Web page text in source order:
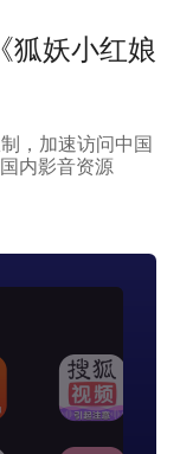
狐妖小红娘
，加速访问中国
内影音资源